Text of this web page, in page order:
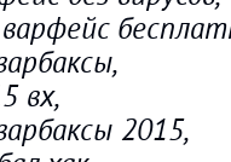
вх,
2015,